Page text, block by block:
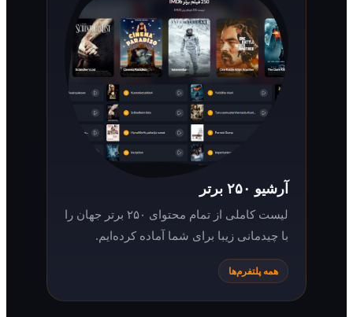
لیست کاملی از تمام محتوای ۲۵۰ برتر جهان را
با چیدمانی زیبا برای شما آماده کرده‌ایم.
همه پلتفرم‌ها